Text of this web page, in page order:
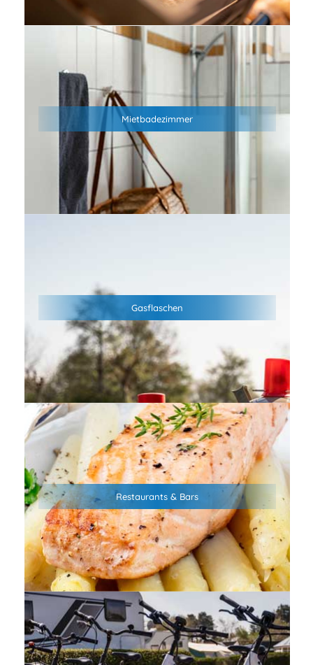
Mietbadezimmer
Genieße den Komfort eines privaten Mietbadezimmers–
sauber, modern und ganz für dich allein. Mehr Privatsphäre,
mehr Hygiene und entspannte Wohlfühlmomente machen
deinen Campingurlaub noch angenehmer. Ideal für Familien,
Paare und alle, die Camping mit zusätzlichem Komfort
verbinden möchten.
Gasflaschen
An der Rezeption ist der Tausch von Gasflaschen möglich
(11kg Stahl- oder Aluflaschen, 5kg Stahlflaschen)
Restaurants & Bars
Unser Campingplatz verbindet naturnahes Camping mit
bester Anbindung – Bars, Restaurants und
Einkaufsmöglichkeiten erreichst du bequem in nur 1 km
Entfernung.
Der Campingplatz ist optimaler Ausgangspunkt für
Fahrradtouren – egal ob zum Strand, Hafen oder einfach in
die Küstenheide. Wenn Ihr Eure Fahrräder nicht dabeihabt,